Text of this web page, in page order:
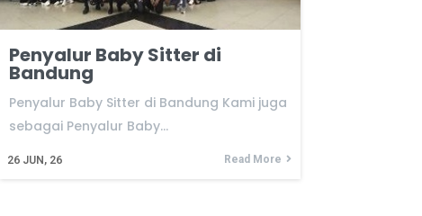
Penyalur Baby Sitter di
Bandung
26 JUN, 26
Penyalur Baby Sitter di Bandung Kami juga
sebagai Penyalur Baby…
Read More